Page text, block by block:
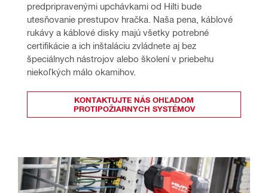
predpripravenými upchávkami od Hilti bude
utesňovanie prestupov hračka. Naša pena, káblové
rukávy a káblové disky majú všetky potrebné
certifikácie a ich inštaláciu zvládnete aj bez
špeciálnych nástrojov alebo školení v priebehu
niekoľkých málo okamihov.
KONTAKTUJTE NÁS OHĽADOM
PROTIPOŽIARNYCH SYSTÉMOV